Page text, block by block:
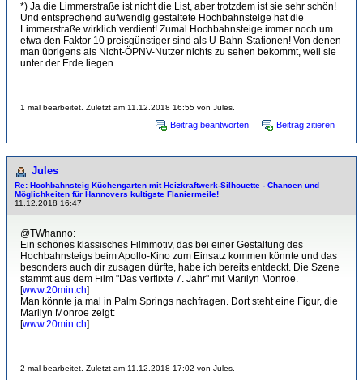
*) Ja die Limmerstraße ist nicht die List, aber trotzdem ist sie sehr schön!
Und entsprechend aufwendig gestaltete Hochbahnsteige hat die
Limmerstraße wirklich verdient! Zumal Hochbahnsteige immer noch um
etwa den Faktor 10 preisgünstiger sind als U-Bahn-Stationen! Von denen
man übrigens als Nicht-ÖPNV-Nutzer nichts zu sehen bekommt, weil sie
unter der Erde liegen.
1 mal bearbeitet. Zuletzt am 11.12.2018 16:55 von Jules.
Beitrag beantworten Beitrag zitieren
Jules
Re: Hochbahnsteig Küchengarten mit Heizkraftwerk-Sil­hou­et­te - Chancen und
Möglichkeiten für Hannovers kultigste Flaniermeile!
11.12.2018 16:47
@TWhanno:
Ein schönes klassisches Filmmotiv, das bei einer Gestaltung des
Hochbahnsteigs beim Apollo-Kino zum Einsatz kommen könnte und das
besonders auch dir zusagen dürfte, habe ich bereits entdeckt. Die Szene
stammt aus dem Film "Das verflixte 7. Jahr" mit Marilyn Monroe.
[www.20min.ch]
Man könnte ja mal in Palm Springs nachfragen. Dort steht eine Figur, die
Marilyn Monroe zeigt:
[www.20min.ch]
2 mal bearbeitet. Zuletzt am 11.12.2018 17:02 von Jules.